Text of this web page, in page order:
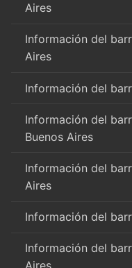
Aires
Información del
Aires
Información del
Información del
Buenos Aires
Información del
Aires
Información del
Información del